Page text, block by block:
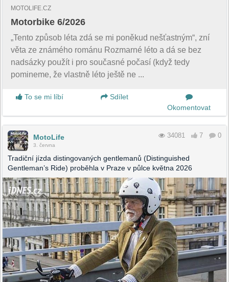
MOTOLIFE.CZ
Motorbike 6/2026
„Tento způsob léta zdá se mi poněkud nešťastným“, zní
věta ze známého románu Rozmarné léto a dá se bez
nadsázky použít i pro současné počasí (když tedy
pomineme, že vlastně léto ještě ne ...
To se mi líbí
Sdílet
Okomentovat
MotoLife
3. června
34081 7 0
Tradiční jízda distingovaných gentlemanů (Distinguished
Gentleman’s Ride) proběhla v Praze v půlce května 2026